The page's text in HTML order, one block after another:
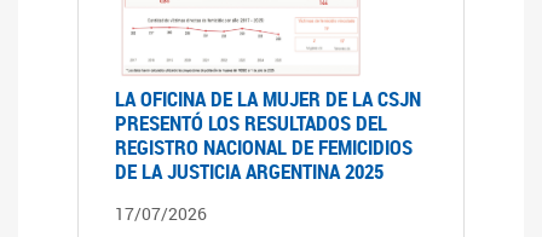
LA OFICINA DE LA MUJER DE LA CSJN
PRESENTÓ LOS RESULTADOS DEL
REGISTRO NACIONAL DE FEMICIDIOS
DE LA JUSTICIA ARGENTINA 2025
17/07/2026